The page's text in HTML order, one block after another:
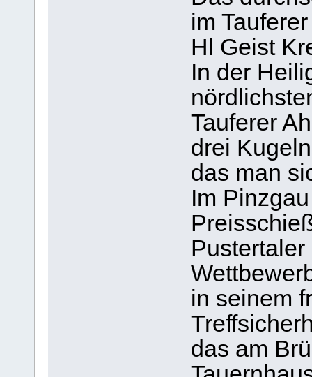
im
Hl Geist
In der
Tauferer
drei
das man
Im
in seinem
das am